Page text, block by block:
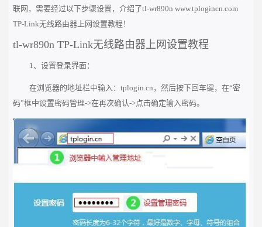
联网，需要经过以下步骤设置，介绍了tl-wr890n www.tplogincn.com
TP-Link无线路由器上网设置教程！
tl-wr890n TP-Link无线路由器上网设置教程
1、设置登录界面：
在浏览器的地址栏中输入：tplogin.cn，然后按下回车键，在“密
码”框中设置密码管理->在再次确认->点击确定输入密码。